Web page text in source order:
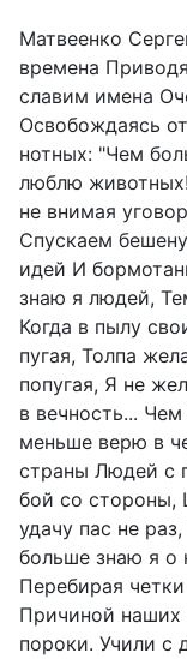
Матвеенко
времена
славим имена
Освобождаясь
нотных: "Чем
люблю
не внимая
Спускаем
идей И
знаю я людей,
Когда в пылу
пугая, Толпа
попугая, Я не
в вечность...
меньше верю в
страны Людей с
бой со стороны,
удачу пас не
больше знаю я о
Перебирая
Причиной
пороки. Учили с